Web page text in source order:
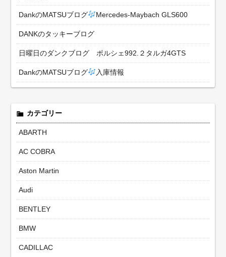
DankのMATSUブログ Mercedes-Maybach GLS600
DANKのタッキーブログ
日曜日のダンクブログ ポルシェ992.２タルガ4GTS
DankのMATSUブログ 入庫情報
カテゴリー
ABARTH
AC COBRA
Aston Martin
Audi
BENTLEY
BMW
CADILLAC